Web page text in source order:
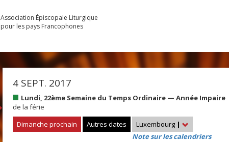
Association Épiscopale Liturgique
pour les pays Francophones
4 SEPT. 2017
Lundi, 22ème Semaine du Temps Ordinaire — Année Impaire
de la férie
Dimanche prochain
Autres dates Luxembourg |
Note sur les calendriers